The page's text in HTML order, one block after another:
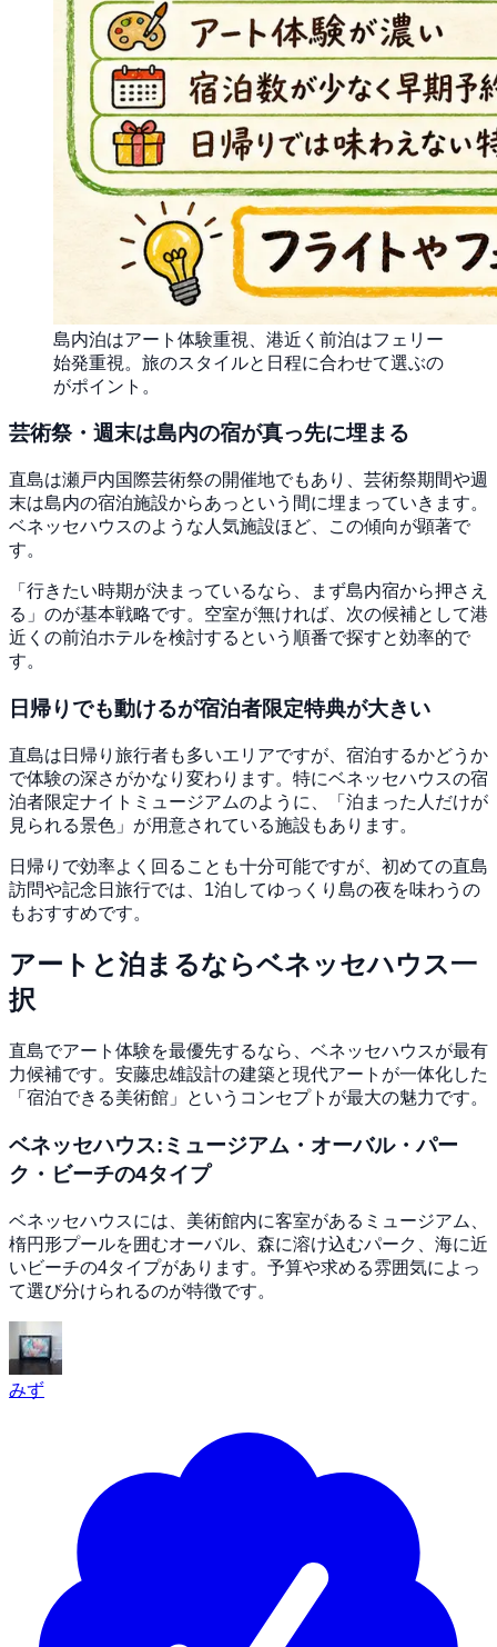
島内泊はアート体験重視、港近く前泊はフェリー
始発重視。旅のスタイルと日程に合わせて選ぶの
がポイント。
芸術祭・週末は島内の宿が真っ先に埋まる
直島は瀬戸内国際芸術祭の開催地でもあり、芸術祭期間や週
末は島内の宿泊施設からあっという間に埋まっていきます。
ベネッセハウスのような人気施設ほど、この傾向が顕著で
す。
「行きたい時期が決まっているなら、まず島内宿から押さえ
る」のが基本戦略です。空室が無ければ、次の候補として港
近くの前泊ホテルを検討するという順番で探すと効率的で
す。
日帰りでも動けるが宿泊者限定特典が大きい
直島は日帰り旅行者も多いエリアですが、宿泊するかどうか
で体験の深さがかなり変わります。特にベネッセハウスの宿
泊者限定ナイトミュージアムのように、「泊まった人だけが
見られる景色」が用意されている施設もあります。
日帰りで効率よく回ることも十分可能ですが、初めての直島
訪問や記念日旅行では、1泊してゆっくり島の夜を味わうの
もおすすめです。
アートと泊まるならベネッセハウス一
択
直島でアート体験を最優先するなら、ベネッセハウスが最有
力候補です。安藤忠雄設計の建築と現代アートが一体化した
「宿泊できる美術館」というコンセプトが最大の魅力です。
ベネッセハウス:ミュージアム・オーバル・パー
ク・ビーチの4タイプ
ベネッセハウスには、美術館内に客室があるミュージアム、
楕円形プールを囲むオーバル、森に溶け込むパーク、海に近
いビーチの4タイプがあります。予算や求める雰囲気によっ
て選び分けられるのが特徴です。
みず